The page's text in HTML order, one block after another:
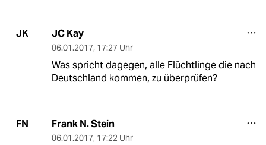
JK JC Kay
06.01.2017, 17:27 Uhr
Was spricht dagegen, alle Flüchtlinge die nach
Deutschland kommen, zu überprüfen?
FN Frank N. Stein
06.01.2017, 17:22 Uhr